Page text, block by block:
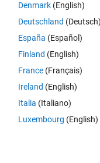
finding matches for a
strmatch.html
(Note
much! Jessica
0 0 0 0;5 4 3 2 1
Denmark (English)
Deutschland (Deutsch)
España (Español)
Finland (English)
France (Français)
Ireland (English)
Italia (Italiano)
Luxembourg (English)